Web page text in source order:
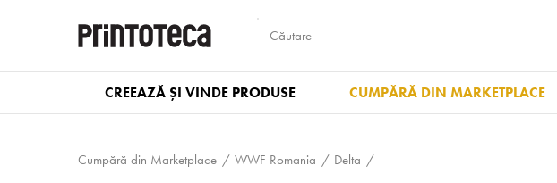
CREEAZĂ ȘI VINDE PRODUSE CUMPĂRĂ DIN MARKETPLACE
Cumpără din Marketplace WWF Romania Delta